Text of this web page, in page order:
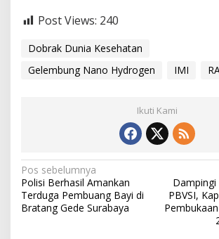
Post Views: 240
Dobrak Dunia Kesehatan
Gelembung Nano Hydrogen
IMI
Ikuti Kami
N
a
v
Pos sebelumnya
Polisi Berhasil Amankan
Terduga Pembuang Bayi di
Bratang Gede Surabaya
PBVSI,